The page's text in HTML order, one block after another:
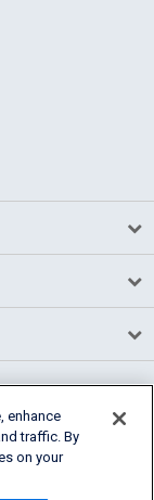
enhance
traffic. By
on your